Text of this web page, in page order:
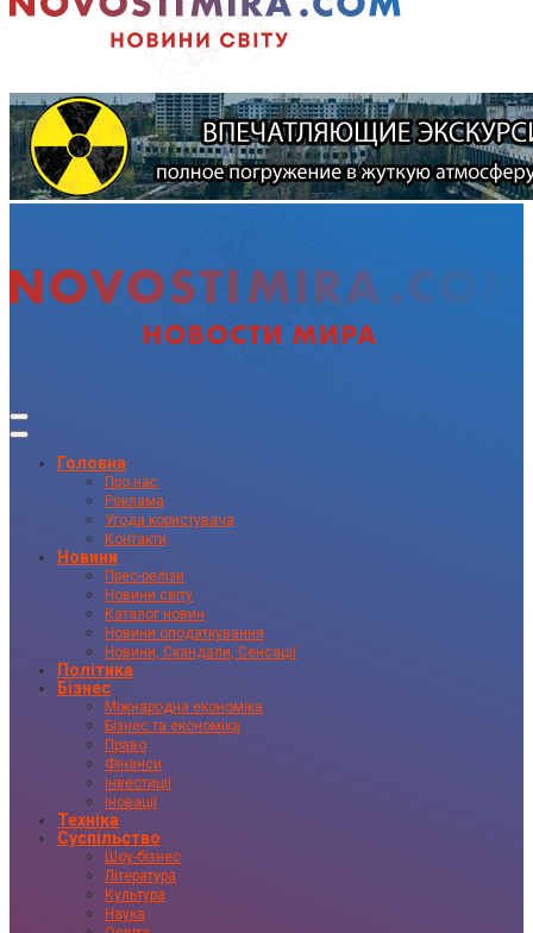
Головна
Про нас
Реклама
Угода користувача
Контакти
Новини
Прес-релізи
Новини світу
Каталог новин
Новини оподаткування
Новини, Скандали, Сенсації
Політика
Бізнес
Міжнародна економіка
Бізнес та економіка
Право
Фінанси
Інвестиції
Іновації
Техніка
Суспільство
Шоу-бізнес
Література
Культура
Наука